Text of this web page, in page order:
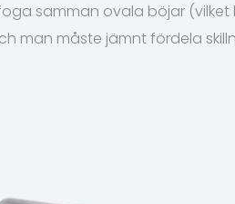
samman ovala böjar
man måste jämnt fördela